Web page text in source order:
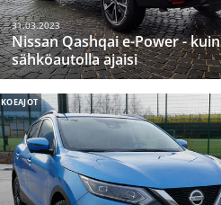
31.03.2023
Nissan Qashqai e-Power - kuin
sähköautolla ajaisi
KOEAJOT